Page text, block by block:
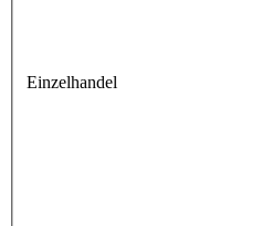
Einzelhandel